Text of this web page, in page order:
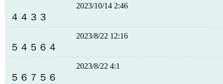
2023/10/14 2:46
４４３３
2023/8/22 12:16
５４５６４
2023/8/22 4:1
５６７５６